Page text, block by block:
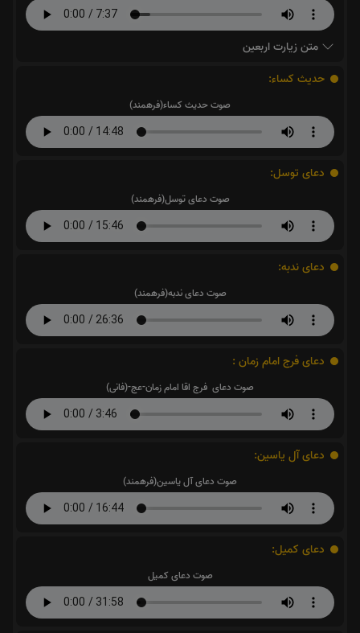
متن زیارت اربعین
حدیث کساء:
صوت حدیث کساء(فرهمند)
دعای توسل:
صوت دعای توسل(فرهمند)
دعای ندبه:
صوت دعای ندبه(فرهمند)
دعای فرج امام زمان :
صوت دعای فرج اقا امام زمان-عج-(فانی)
دعای آل یاسین:
صوت دعای آل یاسین(فرهمند)
دعای کمیل:
صوت دعای کمیل